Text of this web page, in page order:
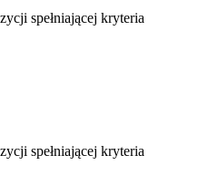
spełniającej kryteria
spełniającej kryteria